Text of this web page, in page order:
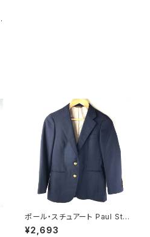
ポール・スチュアート Paul Stua
rt ジャケット 金ボタン 袖ボタン
サイドポケット スリット 紺 7サイ
¥2,693